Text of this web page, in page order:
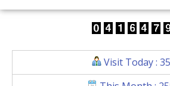
Visit Today :